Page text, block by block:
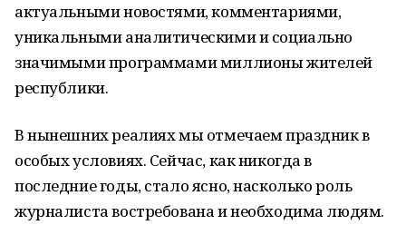
актуальными новостями, комментариями,
уникальными аналитическими и социально
значимыми программами миллионы жителей
республики.
В нынешних реалиях мы отмечаем праздник в
особых условиях. Сейчас, как никогда в
последние годы, стало ясно, насколько роль
журналиста востребована и необходима людям.